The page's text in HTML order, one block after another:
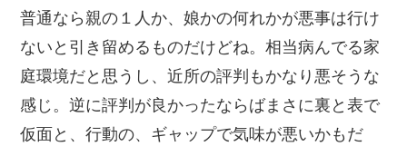
普通なら親の１人か、娘かの何れかが悪事は行け
ないと引き留めるものだけどね。相当病んでる家
庭環境だと思うし、近所の評判もかなり悪そうな
感じ。逆に評判が良かったならばまさに裏と表で
仮面と、行動の、ギャップで気味が悪いかもだ